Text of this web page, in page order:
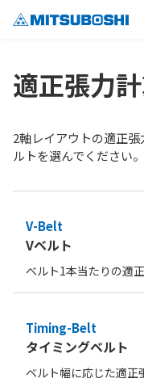
適正張力
2軸レイアウトの適正
ルトを選んでください。
V-Belt
Vベルト
ベルト1本当たりの適
Timing-Belt
タイミングベルト
ベルト幅に応じた適正